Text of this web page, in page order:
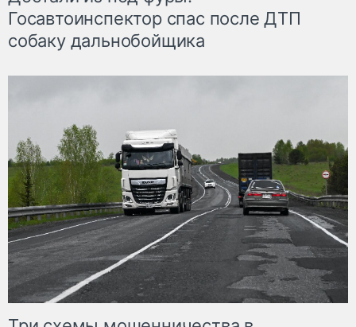
Госавтоинспектор спас после ДТП
собаку дальнобойщика